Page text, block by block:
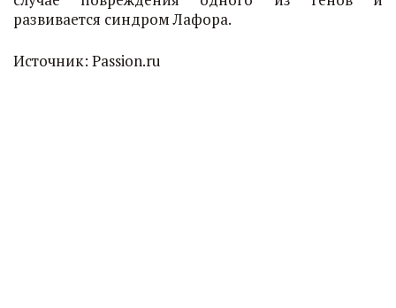
развивается синдром Лафора.
Источник: Passion.ru